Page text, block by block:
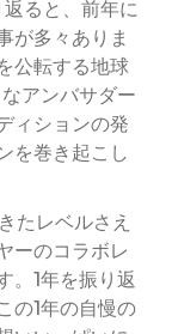
ると、前年に
が多々ありま
公転する地球
アンバサダー
ィションの発
を巻き起こし
たレベルさえ
ーのコラボレ
。1年を振り返
の1年の自慢の